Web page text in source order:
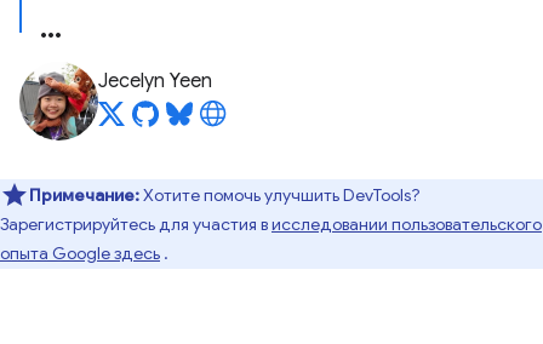
Jecelyn Yeen
Примечание:Хотите помочь улучшить DevTools?
Зарегистрируйтесь для участия висследовании пользовательского
опыта Google здесь .